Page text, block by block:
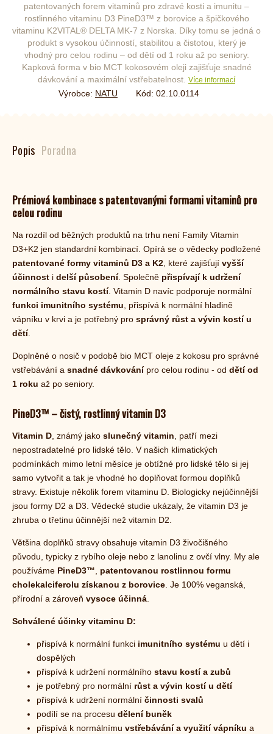
patentovaných forem vitaminů pro zdravé kosti a imunitu –
rostlinného vitaminu D3 PineD3™ z borovice a špičkového
vitaminu K2VITAL® DELTA MK-7 z Norska. Díky tomu se jedná o
produkt s vysokou účinností, stabilitou a čistotou, který je
vhodný pro celou rodinu – od dětí od 1 roku až po seniory.
Kapková forma v bio MCT kokosovém oleji zajišťuje snadné
dávkování a maximální vstřebatelnost. Více informací
Výrobce: NATU Kód: 02.10.0114
Popis Poradna
Prémiová kombinace s patentovanými formami vitaminů pro
celou rodinu
Na rozdíl od běžných produktů na trhu není Family Vitamin
D3+K2 jen standardní kombinací. Opírá se o vědecky podložené
patentované formy vitaminů D3 a K2 , které zajišťují vyšší
účinnost i delší působení. Společně přispívají k udržení
normálního stavu kostí. Vitamin D navíc podporuje normální
funkci imunitního systému , přispívá k normální hladině
vápníku v krvi a je potřebný pro správný růst a vývin kostí u
dětí.
Doplněné o nosič v podobě bio MCT oleje z kokosu pro správné
vstřebávání a snadné dávkování pro celou rodinu - od dětí od
1 roku až po seniory.
PineD3™ – čistý, rostlinný vitamin D3
Vitamin D, známý jako slunečný vitamin, patří mezi
nepostradatelné pro lidské tělo. V našich klimatických
podmínkách mimo letní měsíce je obtížné pro lidské tělo si jej
samo vytvořit a tak je vhodné ho doplňovat formou doplňků
stravy. Existuje několik forem vitaminu D. Biologicky nejúčinnější
jsou formy D2 a D3. Vědecké studie ukázaly, že vitamin D3 je
zhruba o třetinu účinnější než vitamin D2.
Většina doplňků stravy obsahuje vitamin D3 živočišného
původu, typicky z rybího oleje nebo z lanolinu z ovčí vlny. My ale
používáme PineD3™, patentovanou rostlinnou formu
cholekalciferolu získanou z borovice. Je 100% veganská,
přírodní a zároveň vysoce účinná.
Schválené účinky vitaminu D:
přispívá k normální funkci imunitního systému u dětí i
dospělých
přispívá k udržení normálního stavu kostí a zubů
je potřebný pro normální růst a vývin kostí u dětí
přispívá k udržení normální činnosti svalů
podílí se na procesu dělení buněk
přispívá k normálnímu vstřebávání a využití vápníku a